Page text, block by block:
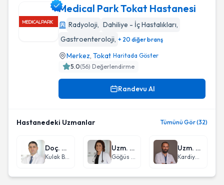
Medical Park Tokat Hastanesi
Radyoloji, Dahiliye - İç Hastalıkları,
Gastroenteroloji, + 20 diğer branş
Merkez, Tokat Haritada Göster
5.0(56) Değerlendirme
Randevu Al
Hastanedeki Uzmanlar Tümünü Gör (32)
Doç. Dr. Ceyhun Aksakal
Kulak Burun Boğaz hastalıkları - KBB
Uzm. Dr. Fadime Duran Yücesoy
Göğüs Hastalıkları
Uzm. Dr. Mehmet Gültekin Ercan
Kardiyoloji